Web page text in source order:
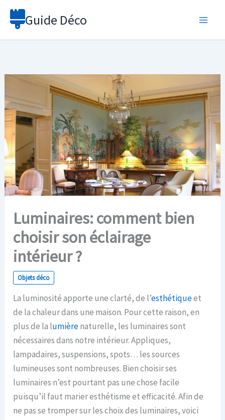
Aller
Guide Déco
Luminaires: comment bien
choisir son éclairage
intérieur ?
Objets déco
La luminosité apporte une clarté, de l’esthétiqueet
de la chaleur dans une maison. Pour cette raison, en
plus de la lumièrenaturelle, les luminaires sont
nécessaires dans notre intérieur. Appliques,
lampadaires, suspensions, spots… les sources
lumineuses sont nombreuses. Bien choisir ses
luminaires n’est pourtant pas une chose facile
puisqu’il faut marier esthétisme et efficacité. Afin de
ne pas se tromper sur les choix des luminaires, voici